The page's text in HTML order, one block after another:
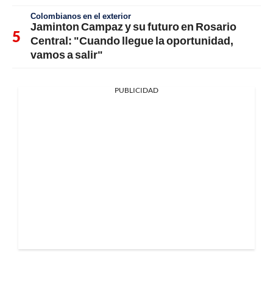
Colombianos en el exterior
Jaminton Campaz y su futuro en Rosario
Central: "Cuando llegue la oportunidad,
vamos a salir"
PUBLICIDAD